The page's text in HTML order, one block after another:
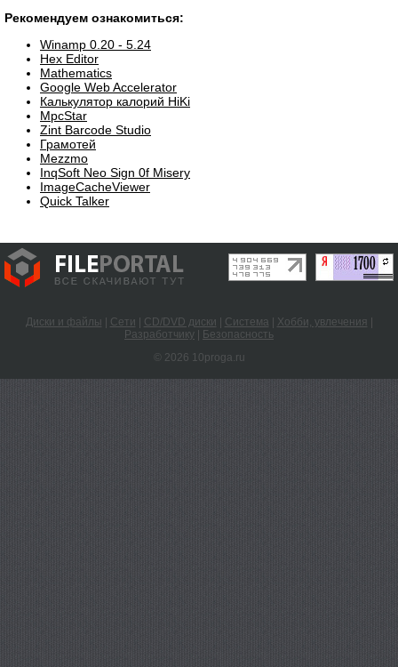
Рекомендуем ознакомиться:
Winamp 0.20 - 5.24
Hex Editor
Mathematics
Google Web Accelerator
Калькулятор калорий HiKi
MpcStar
Zint Barcode Studio
Грамотей
Mezzmo
InqSoft Neo Sign 0f Misery
ImageCacheViewer
Quick Talker
Диски и файлы Сети CD/DVD диски Система Хобби, увлечения
Разработчику
Безопасность
© 2026 10proga.ru